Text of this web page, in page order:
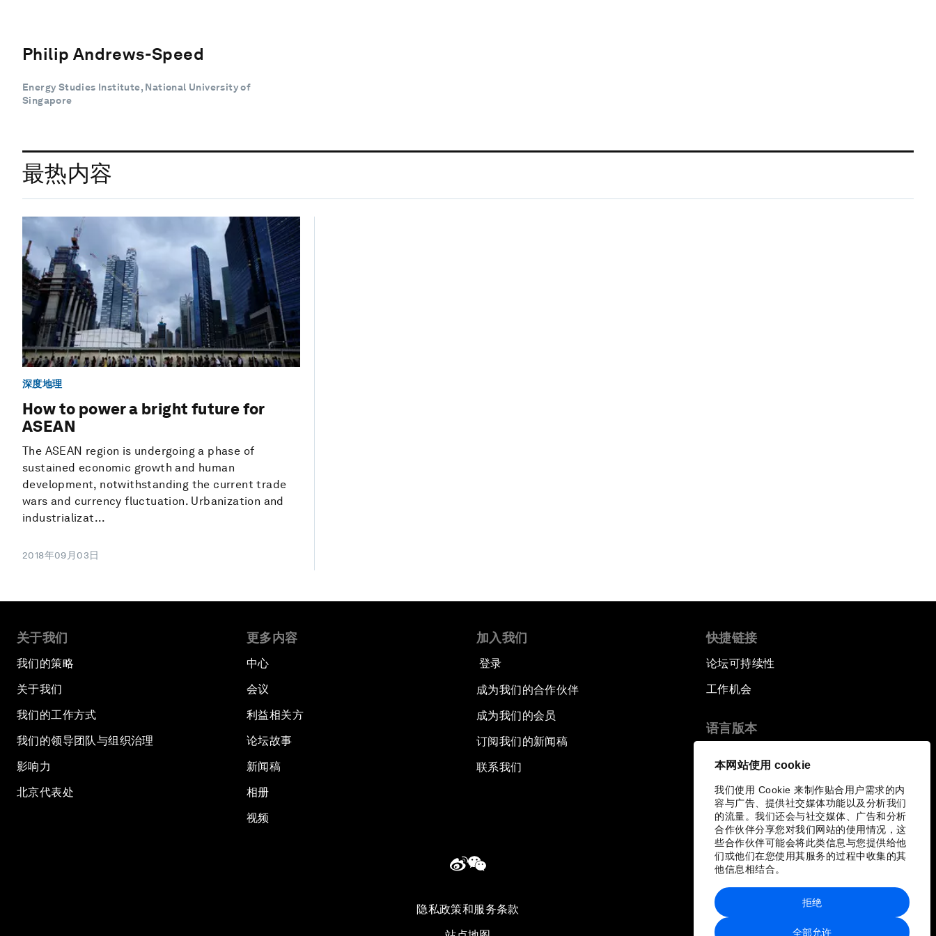
本网站使用 cookie
我们使用 Cookie 来制作贴合用户需求的内
容与广告、提供社交媒体功能以及分析我们
的流量。我们还会与社交媒体、广告和分析
合作伙伴分享您对我们网站的使用情况，这
些合作伙伴可能会将此类信息与您提供给他
们或他们在您使用其服务的过程中收集的其
他信息相结合。
全部允许
拒绝
Philip Andrews-Speed
Energy Studies Institute, National University of
Singapore
最热内容
深度地理
How to power a bright future for
ASEAN
The ASEAN region is undergoing a phase of
sustained economic growth and human
development, notwithstanding the current trade
wars and currency fluctuation. Urbanization and
industrializat...
2018年09月03日
关于我们
我们的策略
关于我们
我们的工作方式
我们的领导团队与组织治理
影响力
北京代表处
更多内容
中心
会议
利益相关方
论坛故事
新闻稿
相册
视频
加入我们
登录
成为我们的合作伙伴
成为我们的会员
订阅我们的新闻稿
联系我们
快捷链接
论坛可持续性
工作机会
语言版本
隐私政策和服务条款